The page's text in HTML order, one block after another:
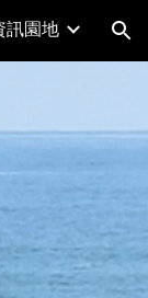
訊園地